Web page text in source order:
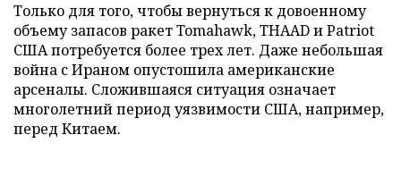
Только для того, чтобы вернуться к довоенному
объему запасов ракет Tomahawk, THAAD и Patriot
США потребуется более трех лет. Даже небольшая
война с Ираном опустошила американские
арсеналы. Сложившаяся ситуация означает
многолетний период уязвимости США, например,
перед Китаем.